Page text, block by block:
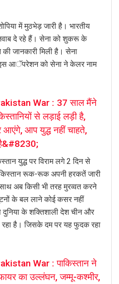
में मुठभेड़ जारी है। भारतीय
दे रहे हैं। सेना को शुकरू के
जानकारी मिली है। सेना
इस आॅपरेशन को सेना ने केलर नाम
War : 37 साल मैंने
से लड़ाई लड़ी है,
आप युद्ध नहीं चाहते,
है&#8230;
युद्ध पर विराम लगे 2 दिन से
रूक-रूक अपनी हरकतें जारी
अब किसी भी तरह मुरव्वत करने
के बल लाने कोई कसर नहीं
दुनिया के शक्तिशाली देश चीन और
है। जिसके दम पर यह फुदक रहा
War : पाकिस्तान ने
का उल्लंघन, जम्मू-कश्मीर,